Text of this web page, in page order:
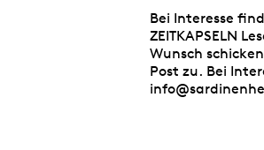
Bei Interesse
ZEITKAPSELN
Wunsch
Post zu. Bei